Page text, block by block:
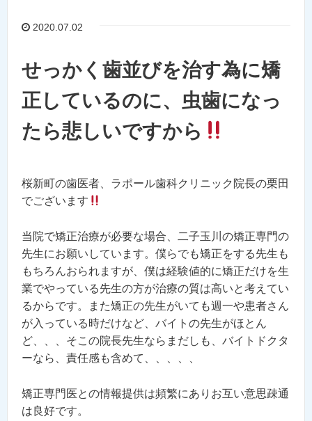
2020.07.02
せっかく歯並びを治す為に矯
正しているのに、虫歯になっ
たら悲しいですから
桜新町の歯医者、ラポール歯科クリニック院長の栗田
でございます
当院で矯正治療が必要な場合、二子玉川の矯正専門の
先生にお願いしています。僕らでも矯正をする先生も
もちろんおられますが、僕は経験値的に矯正だけを生
業でやっている先生の方が治療の質は高いと考えてい
るからです。また矯正の先生がいても週一や患者さん
が入っている時だけなど、バイトの先生がほとん
ど、、、そこの院長先生ならまだしも、バイトドクタ
ーなら、責任感も含めて、、、、、
矯正専門医との情報提供は頻繁にありお互い意思疎通
は良好です。